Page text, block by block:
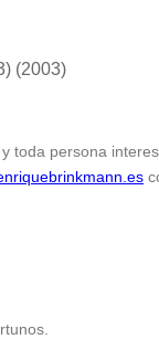
(2003)
toda persona